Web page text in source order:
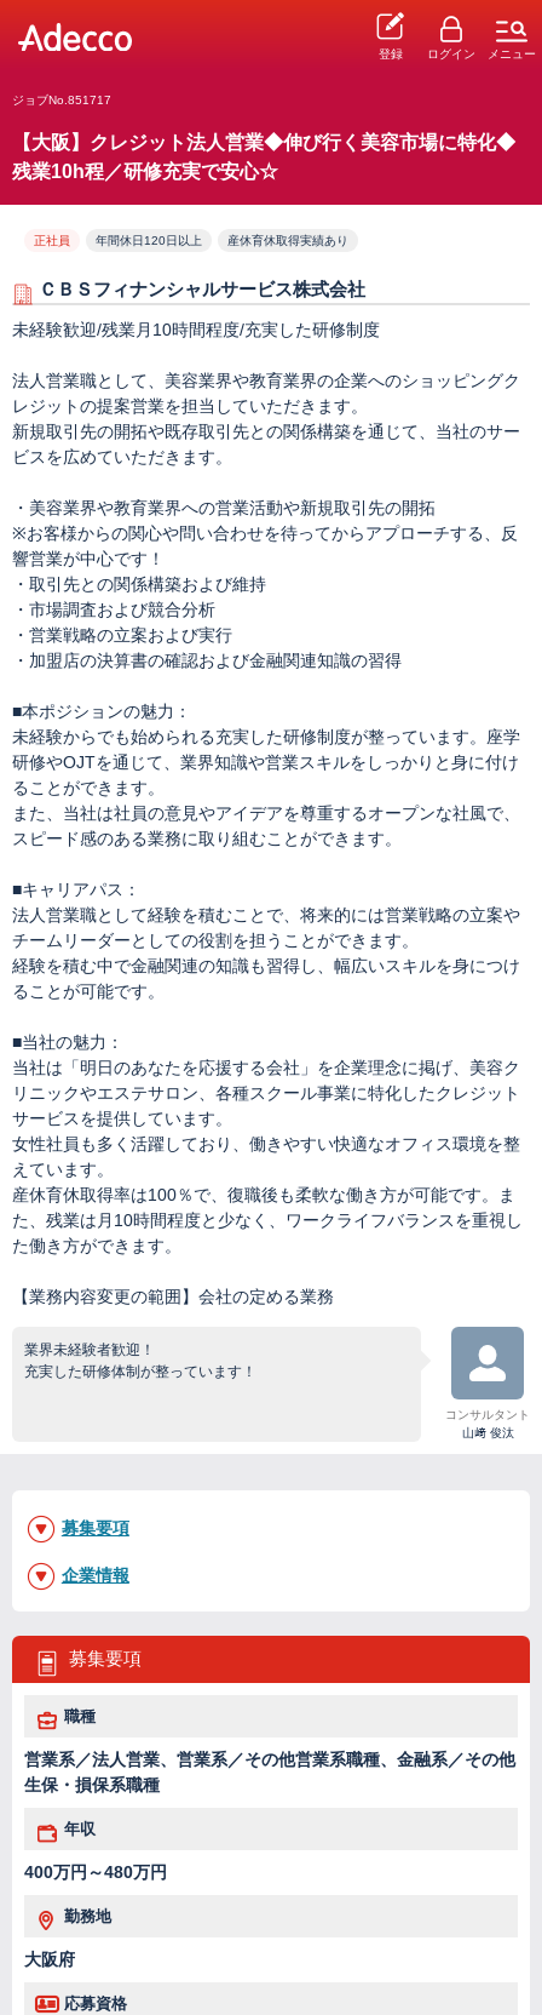
登録 ログイン メニュー
ジョブNo.851717
【大阪】クレジット法人営業◆伸び行く美容市場に特化◆
残業10h程／研修充実で安心☆
正社員 年間休日120日以上 産休育休取得実績あり
ＣＢＳフィナンシャルサービス株式会社
未経験歓迎/残業月10時間程度/充実した研修制度
法人営業職として、美容業界や教育業界の企業へのショッピングク
レジットの提案営業を担当していただきます。
新規取引先の開拓や既存取引先との関係構築を通じて、当社のサー
ビスを広めていただきます。
・美容業界や教育業界への営業活動や新規取引先の開拓
※お客様からの関心や問い合わせを待ってからアプローチする、反
響営業が中心です！
・取引先との関係構築および維持
・市場調査および競合分析
・営業戦略の立案および実行
・加盟店の決算書の確認および金融関連知識の習得
■本ポジションの魅力：
未経験からでも始められる充実した研修制度が整っています。座学
研修やOJTを通じて、業界知識や営業スキルをしっかりと身に付け
ることができます。
また、当社は社員の意見やアイデアを尊重するオープンな社風で、
スピード感のある業務に取り組むことができます。
■キャリアパス：
法人営業職として経験を積むことで、将来的には営業戦略の立案や
チームリーダーとしての役割を担うことができます。
経験を積む中で金融関連の知識も習得し、幅広いスキルを身につけ
ることが可能です。
■当社の魅力：
当社は「明日のあなたを応援する会社」を企業理念に掲げ、美容ク
リニックやエステサロン、各種スクール事業に特化したクレジット
サービスを提供しています。
女性社員も多く活躍しており、働きやすい快適なオフィス環境を整
えています。
産休育休取得率は100％で、復職後も柔軟な働き方が可能です。ま
た、残業は月10時間程度と少なく、ワークライフバランスを重視し
た働き方ができます。
【業務内容変更の範囲】会社の定める業務
業界未経験者歓迎！
充実した研修体制が整っています！
コンサルタント
山﨑 俊汰
募集要項
職種
営業系／法人営業、営業系／その他営業系職種、金融系／その他
生保・損保系職種
年収
400万円～480万円
勤務地
大阪府
応募資格
募集要項
企業情報